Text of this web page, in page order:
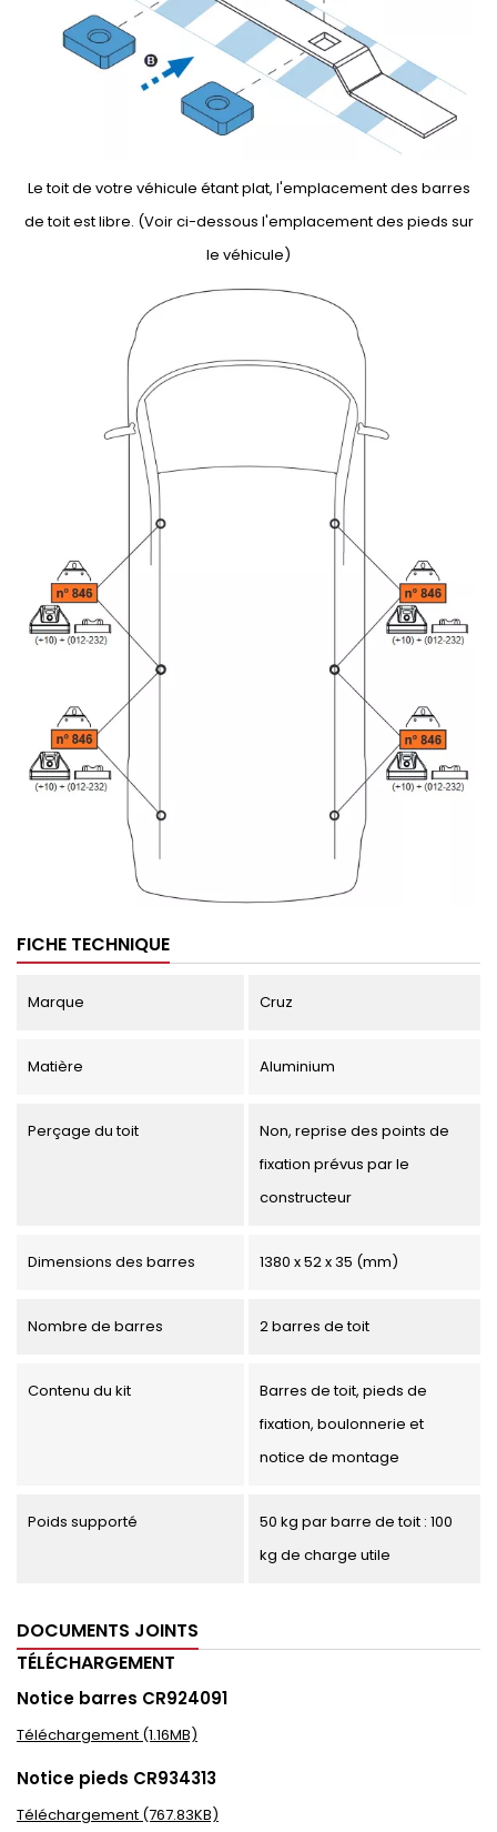
Le toit de votre véhicule étant plat, l'emplacement des barres
de toit est libre. (Voir ci-dessous l'emplacement des pieds sur
le véhicule)
FICHE TECHNIQUE
Marque Cruz
Matière Aluminium
Perçage du toit
Non, reprise des points de
fixation prévus par le
constructeur
Dimensions des barres 1380 x 52 x 35 (mm)
Nombre de barres 2 barres de toit
Contenu du kit
Barres de toit, pieds de
fixation, boulonnerie et
notice de montage
Poids supporté
50 kg par barre de toit : 100
kg de charge utile
DOCUMENTS JOINTS
TÉLÉCHARGEMENT
Notice barres CR924091
Téléchargement (1.16MB)
Notice pieds CR934313
Téléchargement (767.83KB)